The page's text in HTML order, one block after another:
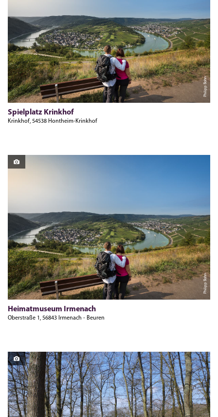
Philipp Bohn
Spielplatz Krinkhof
Krinkhof, 54538 Hontheim-Krinkhof
Philipp Bohn
Heimatmuseum Irmenach
Oberstraße 1, 56843 Irmenach - Beuren